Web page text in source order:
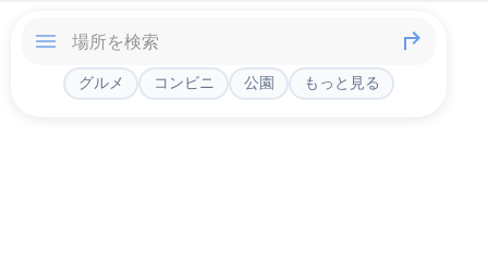
グルメ コンビニ 公園 もっと見る